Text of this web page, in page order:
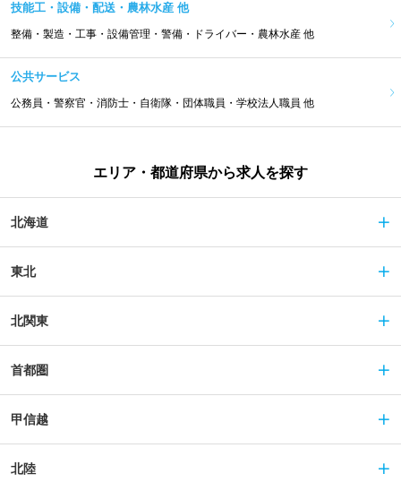
技能工・設備・配送・農林水産 他
整備・製造・工事・設備管理・警備・ドライバー・農林水産 他
公共サービス
公務員・警察官・消防士・自衛隊・団体職員・学校法人職員 他
エリア・都道府県から求人を探す
北海道
東北
北関東
首都圏
甲信越
北陸